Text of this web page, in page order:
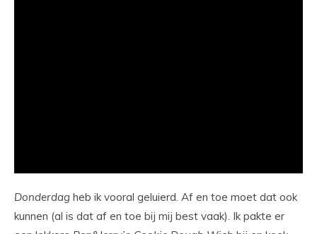
Donderdag heb ik vooral geluierd. Af en toe moet dat ook
kunnen (al is dat af en toe bij mij best vaak). Ik pakte er